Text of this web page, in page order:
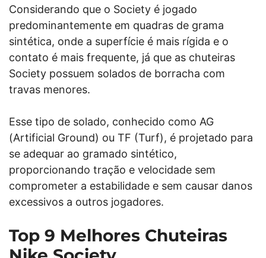
Considerando que o Society é jogado
predominantemente em quadras de grama
sintética, onde a superfície é mais rígida e o
contato é mais frequente, já que as chuteiras
Society possuem solados de borracha com
travas menores.
Esse tipo de solado, conhecido como AG
(Artificial Ground) ou TF (Turf), é projetado para
se adequar ao gramado sintético,
proporcionando tração e velocidade sem
comprometer a estabilidade e sem causar danos
excessivos a outros jogadores.
Top 9 Melhores Chuteiras